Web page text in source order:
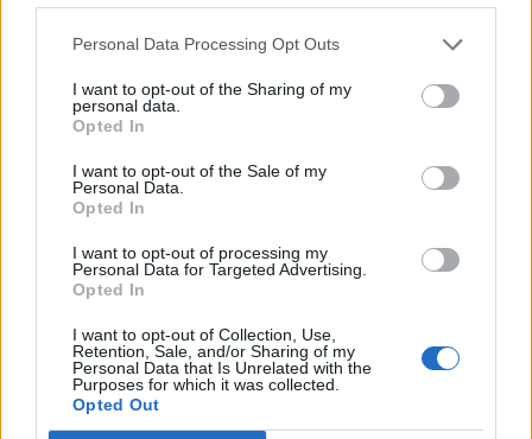
Personal Data Processing Opt Outs
I want to opt-out of the Sharing of my
personal data.
Opted In
I want to opt-out of the Sale of my
Personal Data.
Opted In
I want to opt-out of processing my
Personal Data for Targeted Advertising.
Opted In
I want to opt-out of Collection, Use,
Retention, Sale, and/or Sharing of my
Personal Data that Is Unrelated with the
Purposes for which it was collected.
Opted Out
Αποκαλύψεις για «δράκους» και άλλες